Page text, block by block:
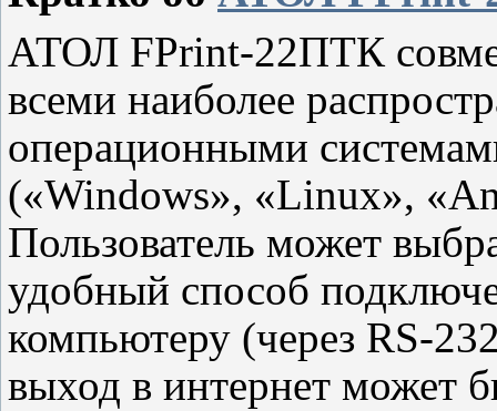
АТОЛ FPrint-22ПТК
всеми наиболее
операционными
(«Windows», «Linux»,
Пользователь может
удобный способ
компьютеру (через RS-
выход в интернет может